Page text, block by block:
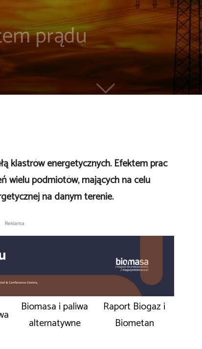
prądu
klastrów energetycznych. Efektem prac
wielu podmiotów, mających na celu
na danym terenie.
Reklama
Biomasa i paliwa
alternatywne
Raport Biogaz i
Biometan